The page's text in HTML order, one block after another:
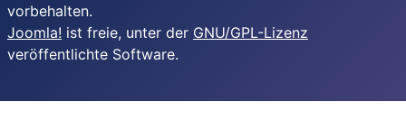
vorbehalten.
Joomla! ist freie, unter der GNU/GPL-Lizenz
veröffentlichte Software.